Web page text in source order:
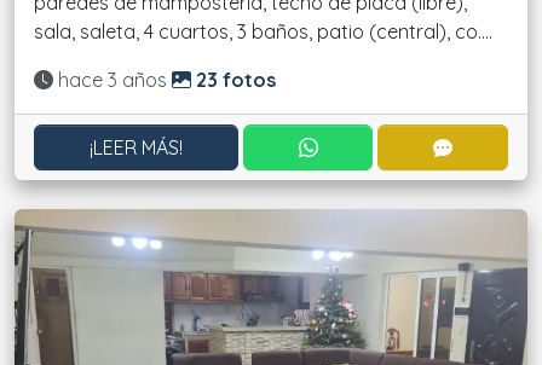
sala, saleta, 4 cuartos, 3 baños, patio (central), co....
Actualizado:
hace 3 años 23 fotos
¡LEER MÁS! CONTACTAR POR